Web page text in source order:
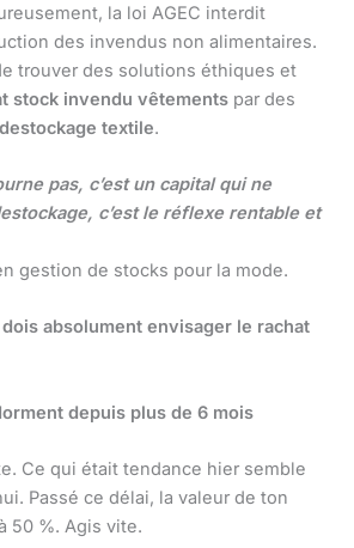
la loi AGEC interdit
des invendus non alimentaires.
trouver des solutions éthiques et
stock invendu vêtements par des
destockage textile.
pas, c’est un capital qui ne
c’est le réflexe rentable et
gestion de stocks pour la mode.
absolument envisager le rachat
depuis plus de 6 mois
Ce qui était tendance hier semble
Passé ce délai, la valeur de ton
50 %. Agis vite.